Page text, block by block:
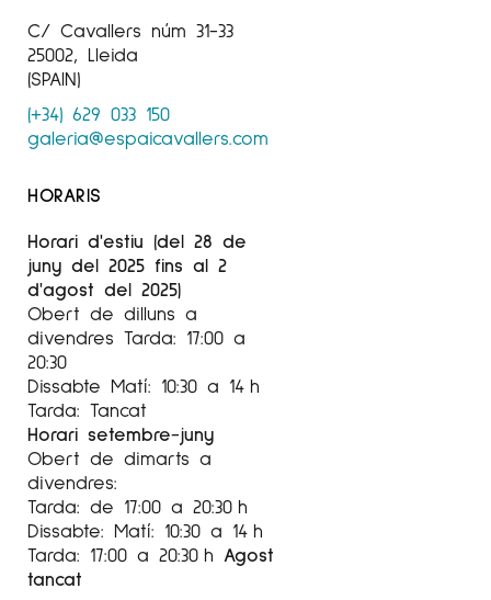
C/ Cavallers núm 31-33
25002, Lleida
(SPAIN)
(+34) 629 033 150
galeria@espaicavallers.com
HORARIS
Horari d'estiu (del 28 de
juny del 2025 fins al 2
d'agost del 2025)
Obert de dilluns a
divendres Tarda: 17:00 a
20:30
Dissabte Matí: 10:30 a 14 h
Tarda: Tancat
Horari setembre-juny
Obert de dimarts a
divendres:
Tarda: de 17:00 a 20:30 h
Dissabte: Matí: 10:30 a 14 h
Tarda: 17:00 a 20:30 h Agost
tancat